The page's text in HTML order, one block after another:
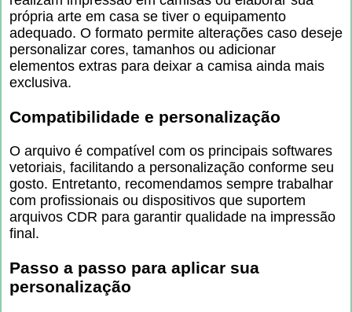
própria arte em casa se tiver o equipamento
adequado. O formato permite alterações caso deseje
personalizar cores, tamanhos ou adicionar
elementos extras para deixar a camisa ainda mais
exclusiva.
Compatibilidade e personalização
O arquivo é compatível com os principais softwares
vetoriais, facilitando a personalização conforme seu
gosto. Entretanto, recomendamos sempre trabalhar
com profissionais ou dispositivos que suportem
arquivos CDR para garantir qualidade na impressão
final.
Passo a passo para aplicar sua
personalização